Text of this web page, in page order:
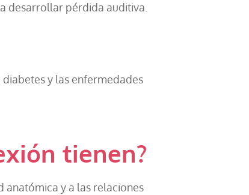
desarrollar pérdida auditiva.
y las enfermedades
tienen?
anatómica y a las relaciones